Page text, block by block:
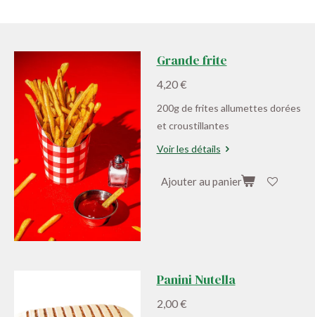
Grande frite
4,20 €
200g de frites allumettes dorées
et croustillantes
Voir les détails
Ajouter au panier
Panini Nutella
2,00 €